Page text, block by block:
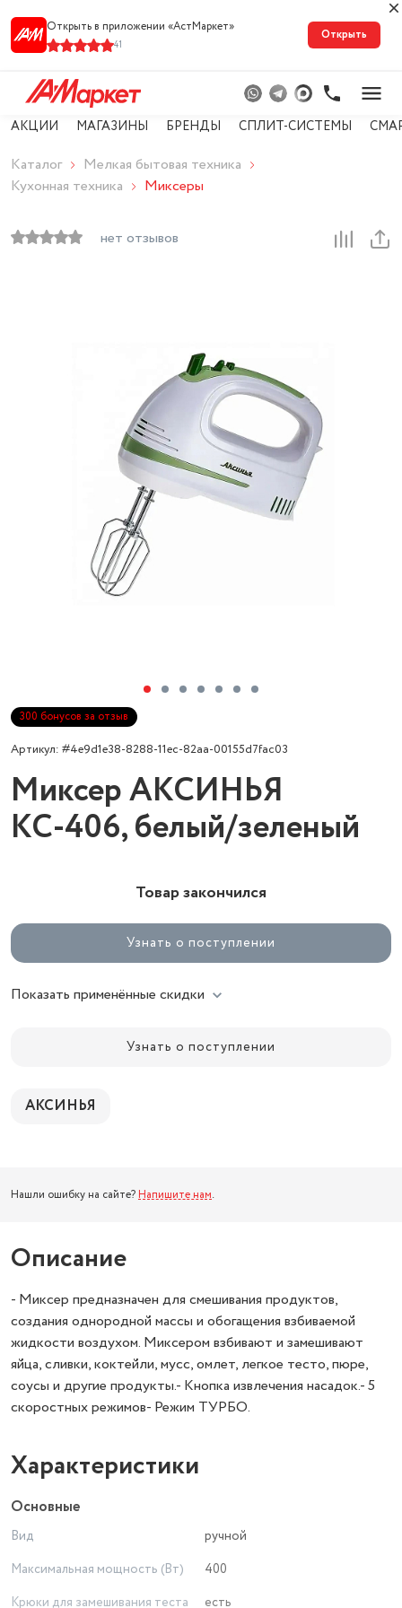
Открыть в приложении «АстМарке‪т‬»
41
Открыть
АКЦИИ МАГАЗИНЫ БРЕНДЫ СПЛИТ-СИСТЕМЫ
Каталог
Мелкая бытовая техника
Кухонная техника
Миксеры
нет отзывов
300 бонусов за отзыв
Артикул: #4e9d1e38-8288-11ec-82aa-00155d7fac03
Миксер АКСИНЬЯ
КС-406, белый/зеленый
Товар закончился
Узнать о поступлении
Показать применённые скидки
Узнать о поступлении
АКСИНЬЯ
Нашли ошибку на сайте? Напишите нам.
Описание
- Миксер предназначен для смешивания продуктов,
создания однородной массы и обогащения взбиваемой
жидкости воздухом. Миксером взбивают и замешивают
яйца, сливки, коктейли, мусс, омлет, легкое тесто, пюре,
соусы и другие продукты.- Кнопка извлечения насадок.- 5
скоростных режимов- Режим ТУРБО.
Характеристики
Основные
Вид
ручной
Максимальная мощность (Вт)
400
Крюки для замешивания теста
есть